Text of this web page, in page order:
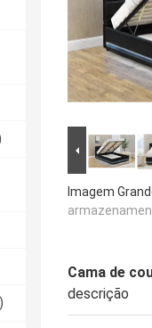
Imagem
Cama de
descrição